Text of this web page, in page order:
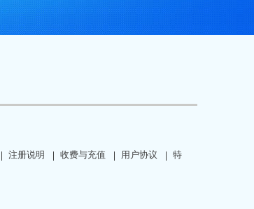
注册说明 收费与充值 用户协议
特